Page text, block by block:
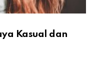
Kasual dan